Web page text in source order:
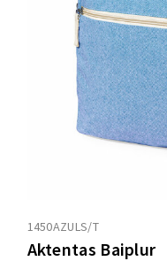
1450AZULS/T
Aktentas Baiplur